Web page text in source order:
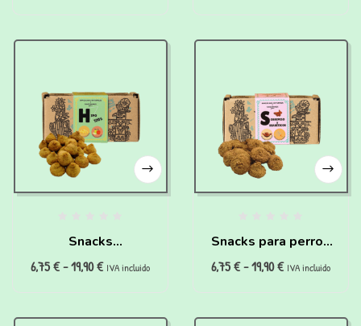
Snacks
hipoalergénicos
6,75€-19,90€ IVA incluido
Snacks para perros
con sobrepeso y
6,75€-19,90€ IVA incluido